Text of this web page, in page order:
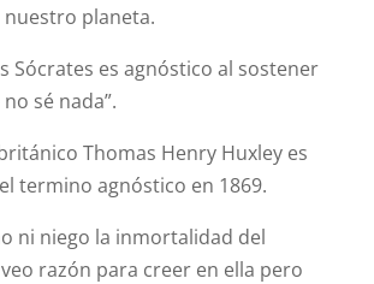
planeta.
Sócrates es agnóstico al sostener
sé nada”.
Thomas Henry Huxley es
termino agnóstico en 1869.
ni niego la inmortalidad del
razón para creer en ella pero